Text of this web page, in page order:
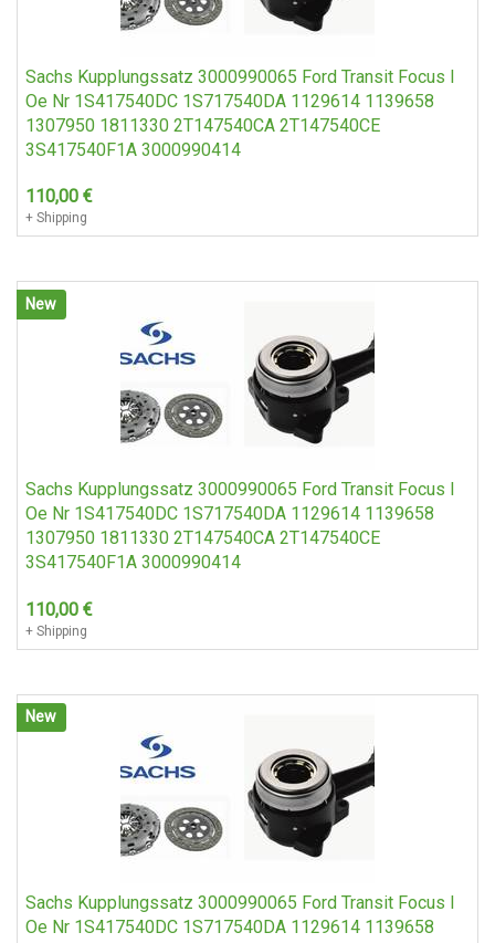
Sachs Kupplungssatz 3000990065 Ford Transit Focus I
Oe Nr 1S417540DC 1S717540DA 1129614 1139658
1307950 1811330 2T147540CA 2T147540CE
3S417540F1A 3000990414
110,00 €
+ Shipping
New
Sachs Kupplungssatz 3000990065 Ford Transit Focus I
Oe Nr 1S417540DC 1S717540DA 1129614 1139658
1307950 1811330 2T147540CA 2T147540CE
3S417540F1A 3000990414
110,00 €
+ Shipping
New
Sachs Kupplungssatz 3000990065 Ford Transit Focus I
Oe Nr 1S417540DC 1S717540DA 1129614 1139658